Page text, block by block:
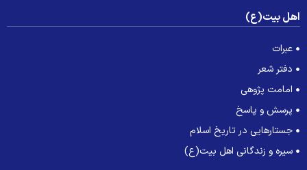
بیت(ع)
عبرات
دفتر شعر
امامت پژوهی
پرسش و پاسخ
جستارهایی در تاریخ اسلام
سیره و زندگانی اهل بیت(ع)